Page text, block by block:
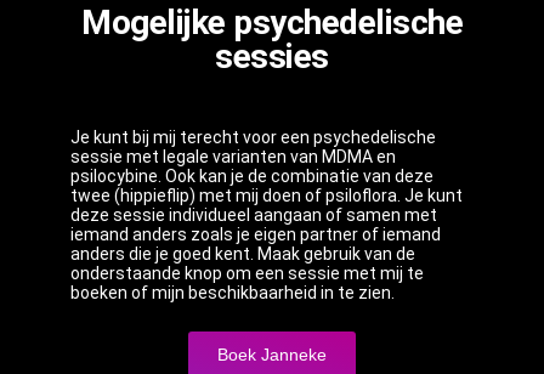
Mogelijke psychedelische
sessies
Je kunt bij mij terecht voor een psychedelische
sessie met legale varianten van MDMA en
psilocybine. Ook kan je de combinatie van deze
twee (hippieflip) met mij doen of psiloflora. Je kunt
deze sessie individueel aangaan of samen met
iemand anders zoals je eigen partner of iemand
anders die je goed kent. Maak gebruik van de
onderstaande knop om een sessie met mij te
boeken of mijn beschikbaarheid in te zien.
Boek Janneke